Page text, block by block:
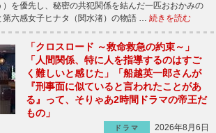
を優先し、秘密の共犯関係を結んだ一匹おおかみの
第六感女子ヒナタ（関水渚）の物語 … 続きを読む
「クロスロード ～救命救急の約束～」
「人間関係、特に人を指導するのはすご
く難しいと感じた」「船越英一郎さんが
『刑事面に似ていると言われたことがあ
る』って、そりゃあ2時間ドラマの帝王だ
もの」
ドラマ
2026年8月6日